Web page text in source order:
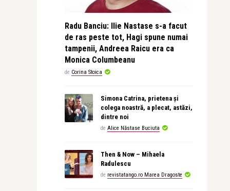
Radu Banciu: Ilie Nastase s-a facut
de ras peste tot, Hagi spune numai
tampenii, Andreea Raicu era ca
Monica Columbeanu
de Corina Stoica
Simona Catrina, prietena și
colega noastră, a plecat, astăzi,
dintre noi
de Alice Năstase Buciuta
Then & Now – Mihaela
Radulescu
de revistatango.ro Marea Dragoste